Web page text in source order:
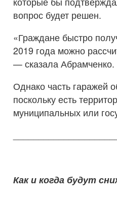
вопрос будет решен.
«Граждане быстро
2019 года можно
— сказала Абрамченко.
Однако часть гаражей
поскольку есть
муниципальных или
Как и когда будут